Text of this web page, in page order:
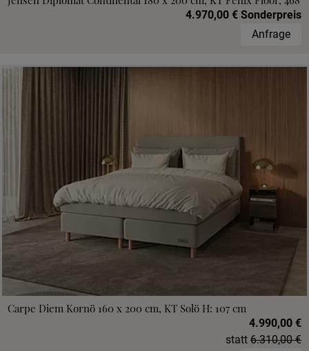
4.970,00 € Sonderpreis
Anfrage
Carpe Diem Kornö 160 x 200 cm, KT Solö H: 107 cm
4.990,00 €
statt 6.310,00 €